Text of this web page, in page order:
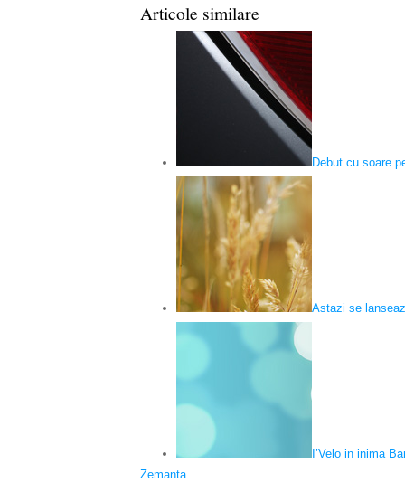
Articole similare
Debut cu soare
Astazi se
I’Velo in inima
Zemanta